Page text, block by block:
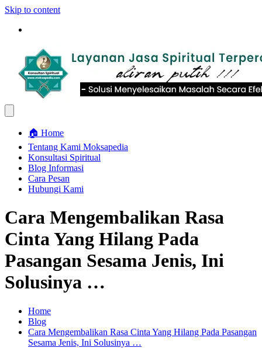
Skip to content
🏠 Home
Tentang Kami Moksapedia
Konsultasi Spiritual
Blog Informasi
Cara Pesan
Hubungi Kami
Cara Mengembalikan Rasa
Cinta Yang Hilang Pada
Pasangan Sesama Jenis, Ini
Solusinya …
Home
Blog
Cara Mengembalikan Rasa Cinta Yang Hilang Pada Pasangan
Sesama Jenis, Ini Solusinya …